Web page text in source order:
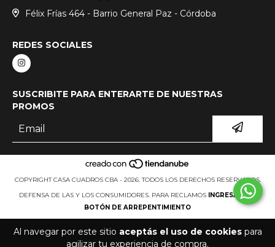
Al navegar por este sitio aceptás el uso de cookiespara
agilizar tu experiencia de compra.
Félix Frías 464 - Barrio General Paz - Córdoba
REDES SOCIALES
SUSCRIBITE PARA ENTERARTE DE NUESTRAS
PROMOS
COPYRIGHT CASA CUADROS CBA - 2026. TODOS LOS DERECHOS RESERVADOS.
DEFENSA DE LAS Y LOS CONSUMIDORES. PARA RECLAMOS INGRESÁ ACÁ.
BOTÓN DE ARREPENTIMIENTO